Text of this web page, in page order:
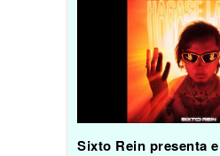
Sixto Rein presenta